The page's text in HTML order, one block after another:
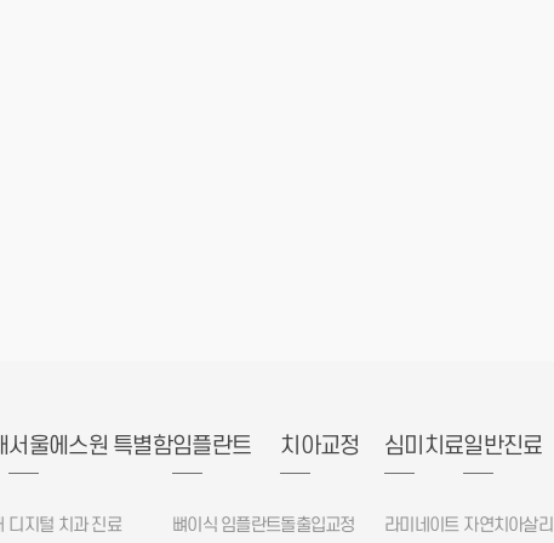
서울에스원 특별함
디지털 치과 진료
임플란트
뼈이식 임플란트
치아교정
돌출입교정
심미치료
라미네이트
일반진료
자연치아살리